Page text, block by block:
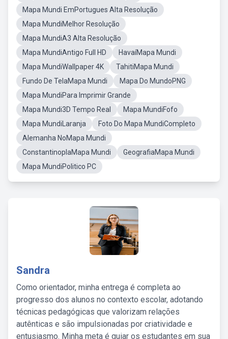
Mapa Mundi EmPortugues Alta Resolução
Mapa MundiMelhor Resolução
Mapa MundiA3 Alta Resolução
Mapa MundiAntigo Full HD
HavaíMapa Mundi
Mapa MundiWallpaper 4K
TahitiMapa Mundi
Fundo De TelaMapa Mundi
Mapa Do MundoPNG
Mapa MundiPara Imprimir Grande
Mapa Mundi3D Tempo Real
Mapa MundiFofo
Mapa MundiLaranja
Foto Do Mapa MundiCompleto
Alemanha NoMapa Mundi
ConstantinoplaMapa Mundi
GeografiaMapa Mundi
Mapa MundiPolitico PC
Sandra
Como orientador, minha entrega é completa ao
progresso dos alunos no contexto escolar, adotando
técnicas pedagógicas que valorizam relações
autênticas e são impulsionadas por criatividade e
entusiasmo. Minha meta é guiar os estudantes em sua